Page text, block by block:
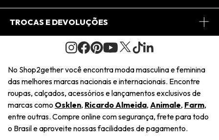
Journal
Saiu na Mídia
Sustentabilidade
Navegando
Regulamento e Promoções
Minha Conta
Pedido de Presente
Wishlist
TROCAS E DEVOLUÇÕES
Condições Gerais
Troca Fácil
Restituição de Pagamento
Dúvidas Frequentes
No Shop2gether você encontra moda masculina e feminina
das melhores marcas nacionais e internacionais. Encontre
roupas, calçados, acessórios e lançamentos exclusivos de
marcas como Osklen, Ricardo Almeida, Animale, Farm,
entre outras. Compre online com segurança, frete para todo
o Brasil e aproveite nossas facilidades de pagamento.